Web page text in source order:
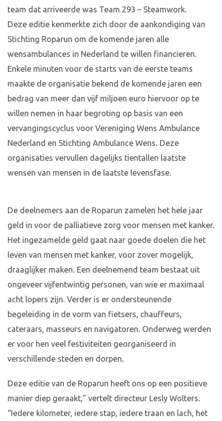
team dat arriveerde was Team 293 – Steamwork.
Deze editie kenmerkte zich door de aankondiging van
Stichting Roparun om de komende jaren alle
wensambulances in Nederland te willen financieren.
Enkele minuten voor de starts van de eerste teams
maakte de organisatie bekend de komende jaren een
bedrag van meer dan vijf miljoen euro hiervoor op te
willen nemen in haar begroting op basis van een
vervangingscyclus voor Vereniging Wens Ambulance
Nederland en Stichting Ambulance Wens. Deze
organisaties vervullen dagelijks tientallen laatste
wensen van mensen in de laatste levensfase.
De deelnemers aan de Roparun zamelen het hele jaar
geld in voor de palliatieve zorg voor mensen met kanker.
Het ingezamelde geld gaat naar goede doelen die het
leven van mensen met kanker, voor zover mogelijk,
draaglijker maken. Een deelnemend team bestaat uit
ongeveer vijfentwintig personen, van wie er maximaal
acht lopers zijn. Verder is er ondersteunende
begeleiding in de vorm van fietsers, chauffeurs,
cateraars, masseurs en navigatoren. Onderweg werden
er voor hen veel festiviteiten georganiseerd in
verschillende steden en dorpen.
Deze editie van de Roparun heeft ons op een positieve
manier diep geraakt,” vertelt directeur Lesly Wolters.
“Iedere kilometer, iedere stap, iedere traan en lach, het